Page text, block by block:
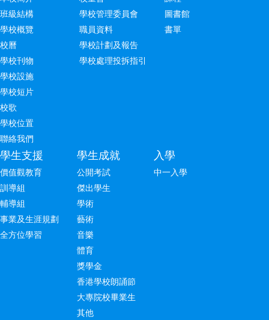
班級結構
學校概覽
校曆
學校刊物
學校設施
學校短片
校歌
學校位置
聯絡我們
學校管理委員會
職員資料
學校計劃及報告
學校處理投拆指引
圖書館
書單
學生支援
價值觀教育
訓導組
輔導組
事業及生涯規劃
全方位學習
學生成就
公開考試
傑出學生
學術
藝術
音樂
體育
獎學金
香港學校朗誦節
大專院校畢業生
其他
入學
中一入學